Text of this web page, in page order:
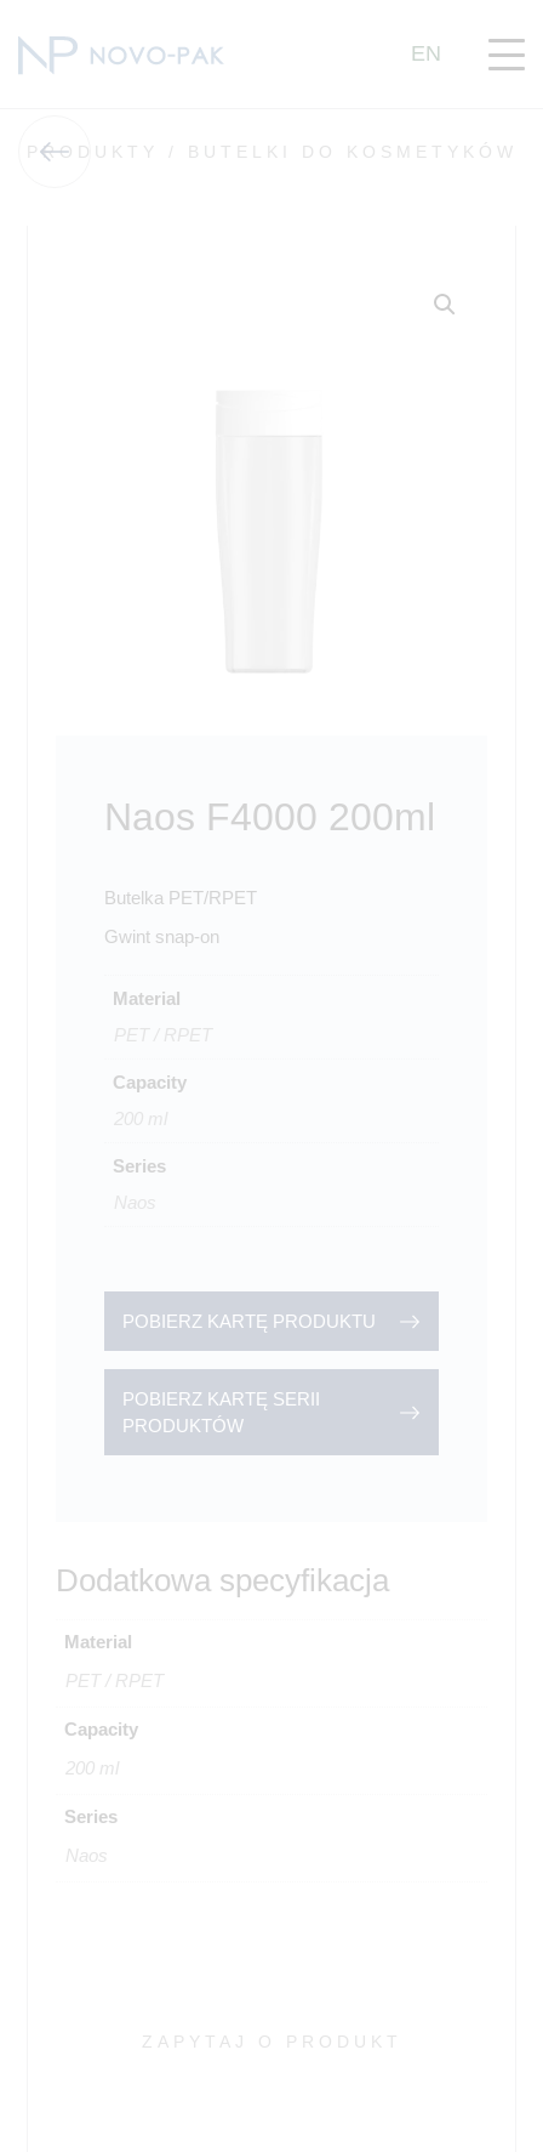
EN
PRODUKTY / BUTELKI DO KOSMETYKÓW
Naos F4000 200ml
Butelka PET/RPET
Gwint snap-on
Material
PET / RPET
Capacity
200 ml
Series
Naos
POBIERZ KARTĘ PRODUKTU
POBIERZ KARTĘ SERII
PRODUKTÓW
Dodatkowa specyfikacja
Material
PET / RPET
Capacity
200 ml
Series
Naos
ZAPYTAJ O PRODUKT